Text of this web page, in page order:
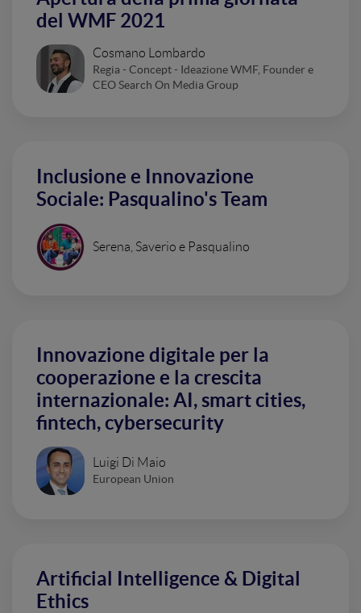
del WMF 2021
Cosmano Lombardo
Regia - Concept - Ideazione WMF, Founder e
CEO Search On Media Group
Inclusione e Innovazione
Sociale: Pasqualino's Team
Serena, Saverio e Pasqualino
Innovazione digitale per la
cooperazione e la crescita
internazionale: AI, smart cities,
fintech, cybersecurity
Luigi Di Maio
European Union
Artificial Intelligence & Digital
Ethics